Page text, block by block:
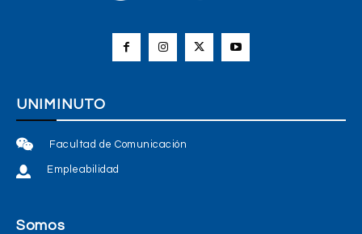
UNIMINUTO
Facultad de Comunicación
Empleabilidad
Somos